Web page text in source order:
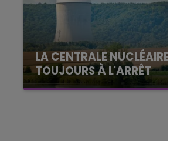
LA CENTRALE NUCLÉAIRE
TOUJOURS À L'ARRÊT
Cela fait déjà une semaine
nucléaire ardennaise est à